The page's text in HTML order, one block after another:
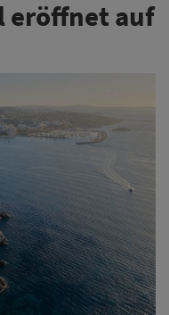
eröffnet auf